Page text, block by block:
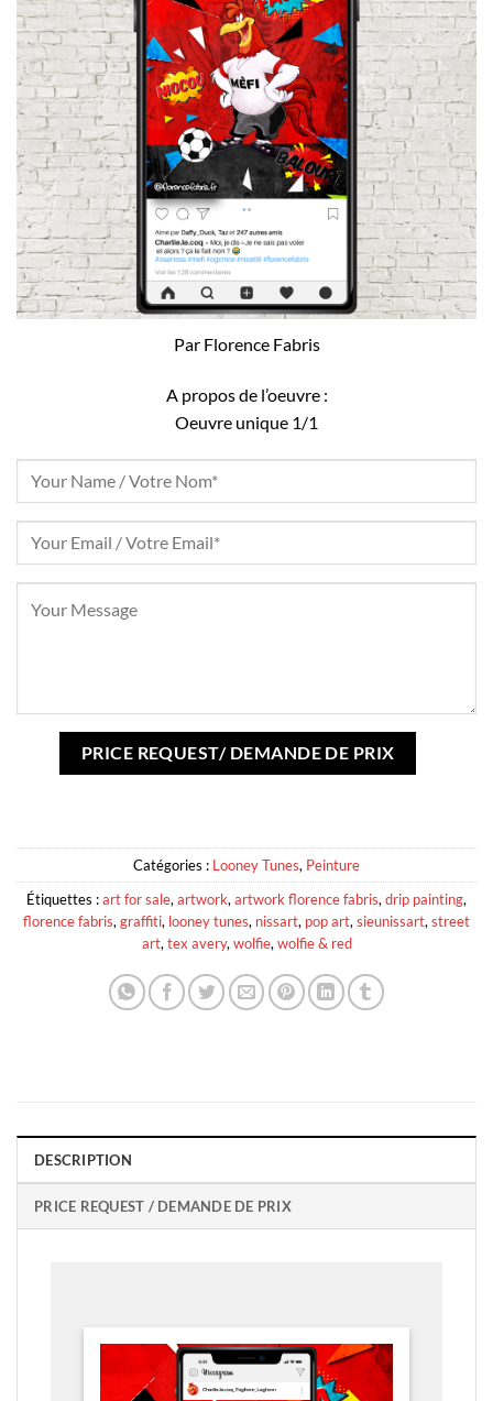
Par Florence Fabris
A propos de l’oeuvre :
Oeuvre unique 1/1
Catégories : Looney Tunes, Peinture
Étiquettes :art for sale,artwork,artwork florence fabris,drip painting,
florence fabris,graffiti, looney tunes, nissart, pop art,sieunissart,street
art,tex avery,wolfie,wolfie & red
DESCRIPTION
PRICE REQUEST / DEMANDE DE PRIX